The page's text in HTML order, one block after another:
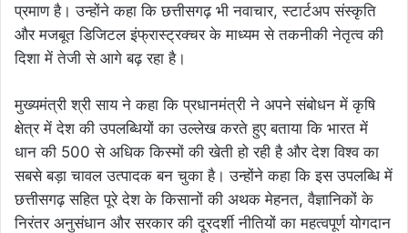
प्रमाण है। उन्होंने कहा कि छत्तीसगढ़ भी नवाचार, स्टार्टअप संस्कृति
और मजबूत डिजिटल इंफ्रास्ट्रक्चर के माध्यम से तकनीकी नेतृत्व की
दिशा में तेजी से आगे बढ़ रहा है।
मुख्यमंत्री श्री साय ने कहा कि प्रधानमंत्री ने अपने संबोधन में कृषि
क्षेत्र में देश की उपलब्धियों का उल्लेख करते हुए बताया कि भारत में
धान की 500 से अधिक किस्मों की खेती हो रही है और देश विश्व का
सबसे बड़ा चावल उत्पादक बन चुका है। उन्होंने कहा कि इस उपलब्धि में
छत्तीसगढ़ सहित पूरे देश के किसानों की अथक मेहनत, वैज्ञानिकों के
निरंतर अनुसंधान और सरकार की दूरदर्शी नीतियों का महत्वपूर्ण योगदान